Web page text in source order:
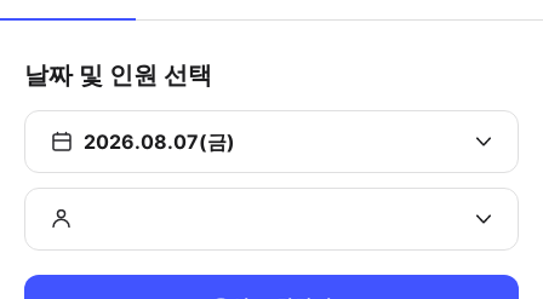
날짜 및 인원 선택
2026.08.07(금)